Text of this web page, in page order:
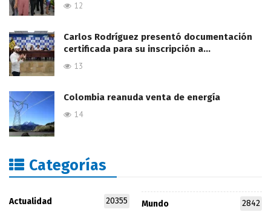
12
Carlos Rodríguez presentó documentación
certificada para su inscripción a…
13
Colombia reanuda venta de energía
14
Categorías
Actualidad 20355 Mundo 2842